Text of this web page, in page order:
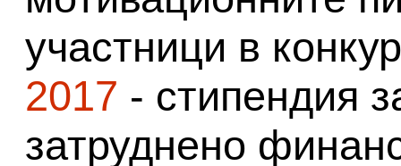
участници в
2017 - стипендия
затруднено